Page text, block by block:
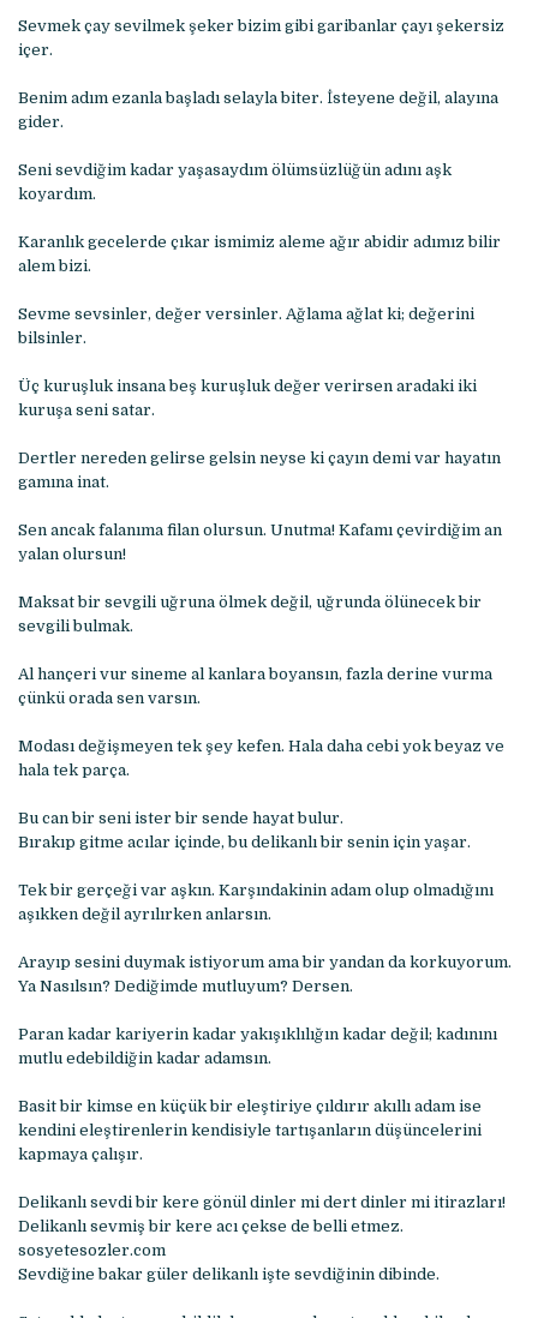
Sevmek çay sevilmek şeker bizim gibi garibanlar çayı şekersiz
içer.
Benim adım ezanla başladı selayla biter. İsteyene değil, alayına
gider.
Seni sevdiğim kadar yaşasaydım ölümsüzlüğün adını aşk
koyardım.
Karanlık gecelerde çıkar ismimiz aleme ağır abidir adımız bilir
alem bizi.
Sevme sevsinler, değer versinler. Ağlama ağlat ki; değerini
bilsinler.
Üç kuruşluk insana beş kuruşluk değer verirsen aradaki iki
kuruşa seni satar.
Dertler nereden gelirse gelsin neyse ki çayın demi var hayatın
gamına inat.
Sen ancak falanıma filan olursun. Unutma! Kafamı çevirdiğim an
yalan olursun!
Maksat bir sevgili uğruna ölmek değil, uğrunda ölünecek bir
sevgili bulmak.
Al hançeri vur sineme al kanlara boyansın, fazla derine vurma
çünkü orada sen varsın.
Modası değişmeyen tek şey kefen. Hala daha cebi yok beyaz ve
hala tek parça.
Bu can bir seni ister bir sende hayat bulur.
Bırakıp gitme acılar içinde, bu delikanlı bir senin için yaşar.
Tek bir gerçeği var aşkın. Karşındakinin adam olup olmadığını
aşıkken değil ayrılırken anlarsın.
Arayıp sesini duymak istiyorum ama bir yandan da korkuyorum.
Ya Nasılsın? Dediğimde mutluyum? Dersen.
Paran kadar kariyerin kadar yakışıklılığın kadar değil; kadınını
mutlu edebildiğin kadar adamsın.
Basit bir kimse en küçük bir eleştiriye çıldırır akıllı adam ise
kendini eleştirenlerin kendisiyle tartışanların düşüncelerini
kapmaya çalışır.
Delikanlı sevdi bir kere gönül dinler mi dert dinler mi itirazları!
Delikanlı sevmiş bir kere acı çekse de belli etmez.
sosyetesozler.com
Sevdiğine bakar güler delikanlı işte sevdiğinin dibinde.